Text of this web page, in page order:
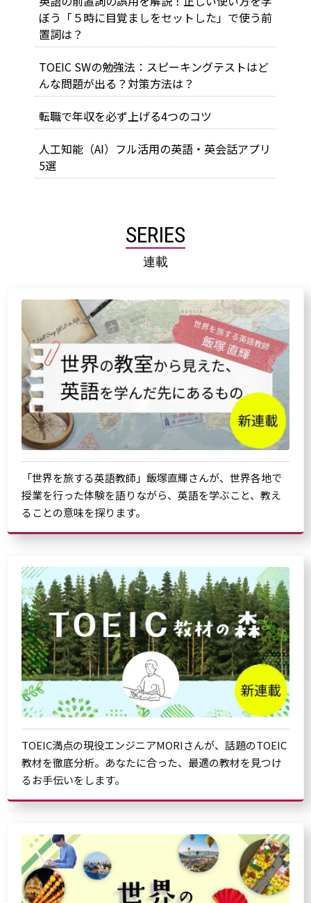
ぼう「５時に目覚ましをセットした」で使う前
置詞は？
TOEIC SWの勉強法：スピーキングテストはど
んな問題が出る？対策方法は？
転職で年収を必ず上げる4つのコツ
人工知能（AI）フル活用の英語・英会話アプリ
5選
SERIES
連載
「世界を旅する英語教師」飯塚直輝さんが、世界各地で
授業を行った体験を語りながら、英語を学ぶこと、教え
ることの意味を探ります。
TOEIC満点の現役エンジニアMORIさんが、話題のTOEIC
教材を徹底分析。あなたに合った、最適の教材を見つけ
るお手伝いをします。